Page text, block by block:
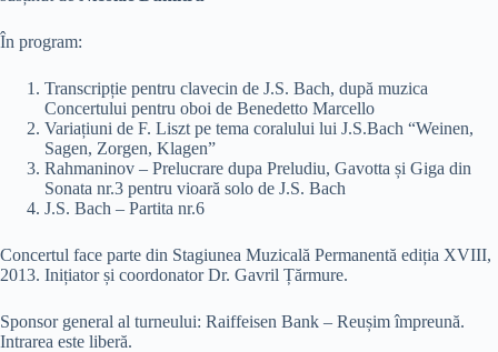
În program:
Transcripție pentru clavecin de J.S. Bach, după muzica
Concertului pentru oboi de Benedetto Marcello
Variațiuni de F. Liszt pe tema coralului lui J.S.Bach “Weinen,
Sagen, Zorgen, Klagen”
Rahmaninov – Prelucrare dupa Preludiu, Gavotta și Giga din
Sonata nr.3 pentru vioară solo de J.S. Bach
J.S. Bach – Partita nr.6
Concertul face parte din Stagiunea Muzicală Permanentă ediția XVIII,
2013. Inițiator și coordonator Dr. Gavril Țărmure.
Sponsor general al turneului: Raiffeisen Bank – Reușim împreună.
Intrarea este liberă.